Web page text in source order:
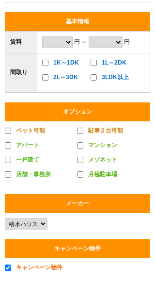
基本情報
賃料 円 ～ 円
間取り
1K～1DK 1L～2DK
2L～3DK 3LDK以上
オプション
ペット可能 駐車２台可能
アパート マンション
一戸建て メゾネット
店舗・事務所 月極駐車場
メーカー
キャンペーン物件
キャンペーン物件